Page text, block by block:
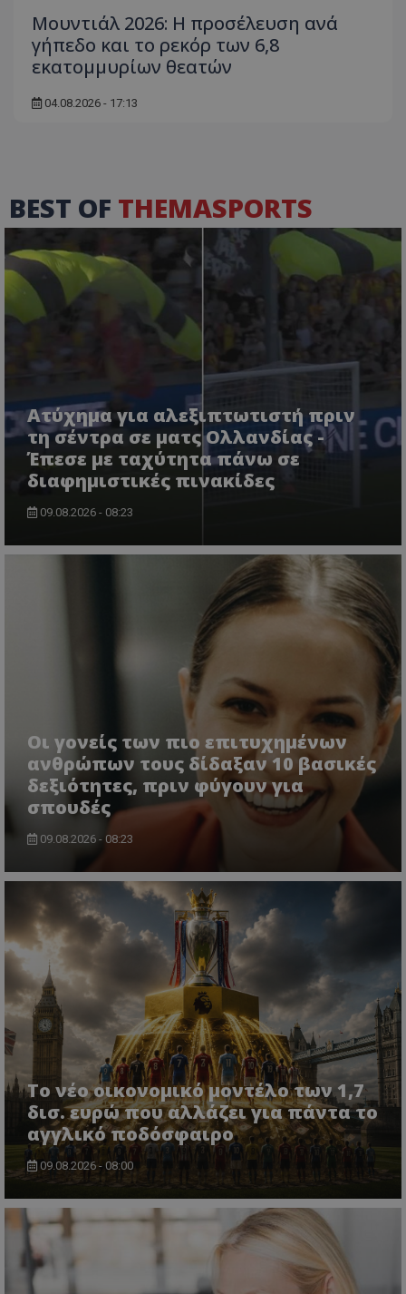
Μουντιάλ 2026: Η προσέλευση ανά
γήπεδο και το ρεκόρ των 6,8
εκατομμυρίων θεατών
04.08.2026 - 17:13
BEST OF THEMASPORTS
Ατύχημα για αλεξιπτωτιστή πριν
τη σέντρα σε ματς Ολλανδίας -
Έπεσε με ταχύτητα πάνω σε
διαφημιστικές πινακίδες
09.08.2026 - 08:23
Οι γονείς των πιο επιτυχημένων
ανθρώπων τους δίδαξαν 10 βασικές
δεξιότητες, πριν φύγουν για
σπουδές
09.08.2026 - 08:23
Το νέο οικονομικό μοντέλο των 1,7
δισ. ευρώ που αλλάζει για πάντα το
αγγλικό ποδόσφαιρο
09.08.2026 - 08:00